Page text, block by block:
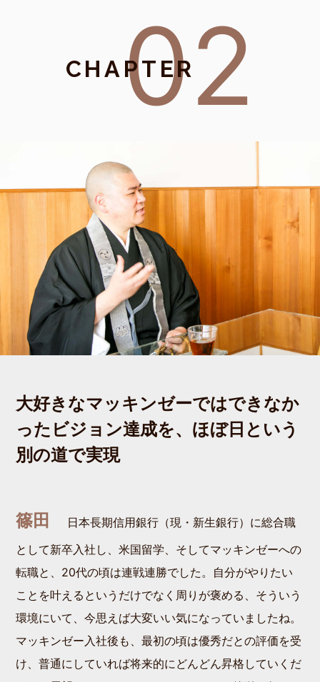
02
CHAPTER
大好きなマッキンゼーではできなか
ったビジョン達成を、ほぼ日という
別の道で実現
篠田
日本長期信用銀行（現・新生銀行）に総合職
として新卒入社し、米国留学、そしてマッキンゼーへの
転職と、20代の頃は連戦連勝でした。自分がやりたい
ことを叶えるというだけでなく周りが褒める、そういう
環境にいて、今思えば大変いい気になっていましたね。
マッキンゼー入社後も、最初の頃は優秀だとの評価を受
け、普通にしていれば将来的にどんどん昇格していくだ